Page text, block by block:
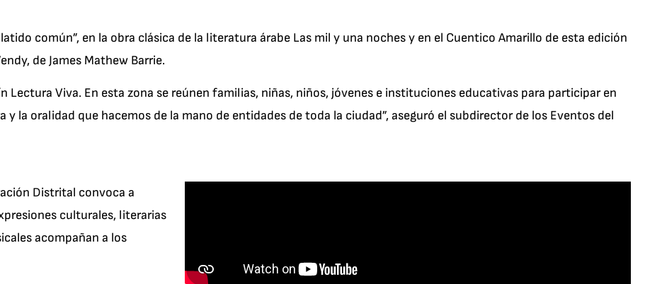
común”, en la obra clásica de la literatura árabe Las mil y una noches y en el Cuentico Amarillo de esta edición
de James Mathew Barrie.
Lectura Viva. En esta zona se reúnen familias, niñas, niños, jóvenes e instituciones educativas para participar en
la oralidad que hacemos de la mano de entidades de toda la ciudad”, aseguró el subdirector de los Eventos del
Distrital convoca a
culturales, literarias
acompañan a los